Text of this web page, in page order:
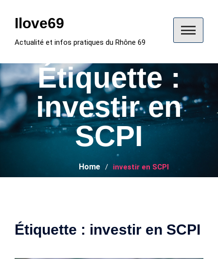
contentIlove69
Actualité et infos pratiques du Rhône 69
Étiquette :
investir en
SCPI
Home investir en SCPI
Étiquette : investir en SCPI